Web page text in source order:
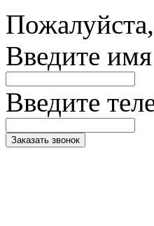
Введите
Введите